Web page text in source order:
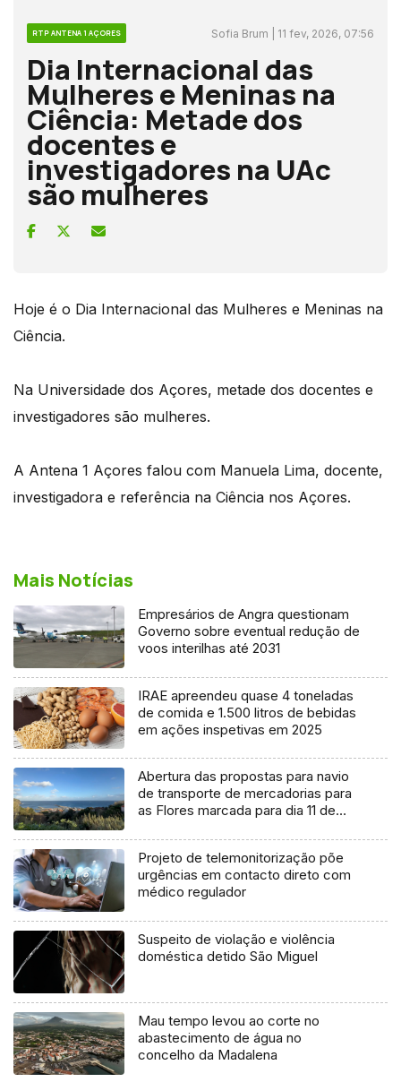
RTP ANTENA 1 AÇORES Sofia Brum | 11 fev, 2026, 07:56
Dia Internacional das
Mulheres e Meninas na
Ciência: Metade dos
docentes e
investigadores na UAc
são mulheres
Hoje é o Dia Internacional das Mulheres e Meninas na
Ciência.
Na Universidade dos Açores, metade dos docentes e
investigadores são mulheres.
A Antena 1 Açores falou com Manuela Lima, docente,
investigadora e referência na Ciência nos Açores.
Mais Notícias
Empresários de Angra questionam
Governo sobre eventual redução de
voos interilhas até 2031
IRAE apreendeu quase 4 toneladas
de comida e 1.500 litros de bebidas
em ações inspetivas em 2025
Abertura das propostas para navio
de transporte de mercadorias para
as Flores marcada para dia 11 de
Projeto de telemonitorização põe
urgências em contacto direto com
médico regulador
Suspeito de violação e violência
doméstica detido São Miguel
Mau tempo levou ao corte no
abastecimento de água no
concelho da Madalena